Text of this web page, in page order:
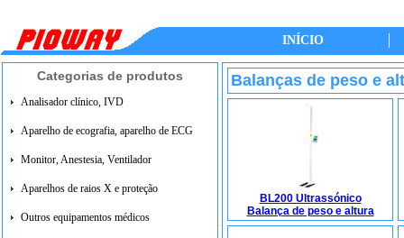
INÍCIO
Categorias de produtos
Analisador clínico, IVD
Aparelho de ecografia, aparelho de ECG
Monitor, Anestesia, Ventilador
Aparelhos de raios X e proteção
Outros equipamentos médicos
Balanças de peso e
BL200 Ultrassónico
Balança de peso e altura